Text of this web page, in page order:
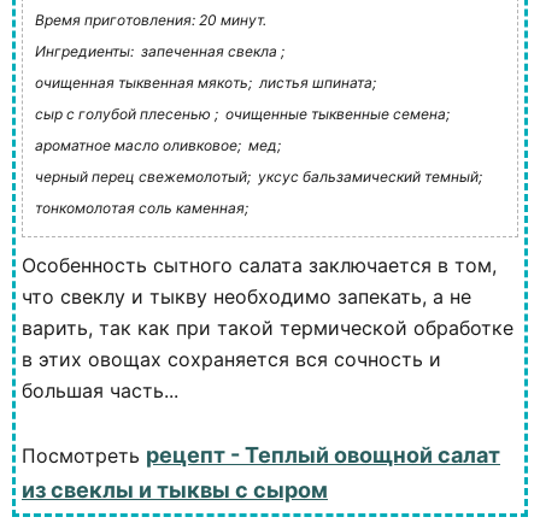
Время приготовления: 20 минут.
Ингредиенты: запеченная свекла ;
очищенная тыквенная мякоть; листья шпината;
сыр с голубой плесенью ; очищенные тыквенные семена;
ароматное масло оливковое; мед;
черный перец свежемолотый; уксус бальзамический темный;
тонкомолотая соль каменная;
Особенность сытного салата заключается в том,
что свеклу и тыкву необходимо запекать, а не
варить, так как при такой термической обработке
в этих овощах сохраняется вся сочность и
большая часть...
Посмотреть рецепт - Теплый овощной салат
из свеклы и тыквы с сыром